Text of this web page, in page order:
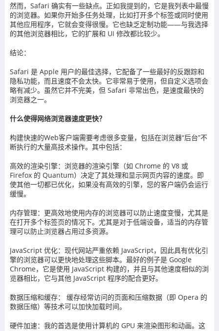
然而，Safari 确实有一些缺点。正如我提到的，它是我列表中最慢
的浏览器。如果你开始多任务处理，比如打开多个标签或同时使用
其他应用程序，它就会变得很慢。它也缺乏定制功能——与我选择
的其他浏览器相比，它的扩展和 UI 修改都比较少。
结论：
Safari 是 Apple 用户的最佳选择，它配备了一些最好的反跟踪和
隐私功能，而且速度不会太快。它非常易于使用，但自定义选项会
略有减少。虽然它并不完美，但 Safari 非常出色，是速度最快的
浏览器之一。
什么使得网络浏览器速度更快？
构建快速的Web客户端需要考虑很多变量，包括在浏览器“后台”不
断执行的大量高技术操作。其中包括：
高效的渲染引擎：浏览器的渲染引擎（如 Chrome 的 V8 或
Firefox 的 Quantum）决定了其处理和显示网页内容的速度。即
使其他一切都已优化，如果没有高效的引擎，您的客户端仍会运行
缓慢。
内存管理：更高效地使用内存的浏览器可以防止速度变慢，尤其是
在打开多个标签页的情况下。尤其是对于低端设备，适当的内存管
理可以防止浏览器占用过多资源。
JavaScript 优化：现代网站严重依赖 JavaScript，因此具有优化引
擎的浏览器可以更快地处理这些脚本。最好的例子是 Google
Chrome，它是使用 JavaScript 构建的，并且与其他速度相似的浏
览器相比，它与其他 JavaScript 程序的配合更好。
数据压缩和缓存： 缓存经常访问的页面和压缩数据（即 Opera 的
数据压缩）等技术可以加快加载时间。
硬件加速：我的首选是使用计算机的 GPU 来渲染图形和动画。这